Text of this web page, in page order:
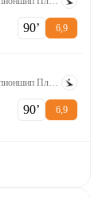
90‎’‎ 6,9
90‎’‎ 6,9